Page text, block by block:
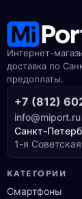
Интернет-
доставка по
предоплаты.
+7 (812)
info@miport.ru
Санкт-
1-я
КАТЕГОРИИ
Смартфоны